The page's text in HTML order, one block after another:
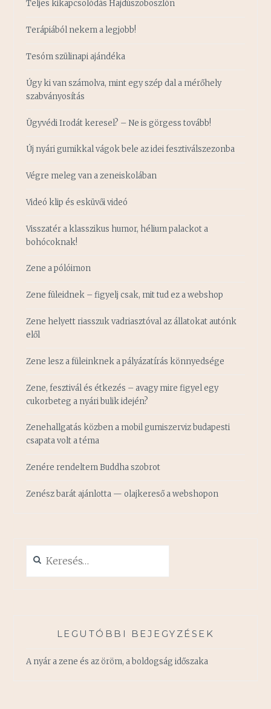
Teljes kikapcsolódás Hajdúszoboszlón
Terápiából nekem a legjobb!
Tesóm szülinapi ajándéka
Úgy ki van számolva, mint egy szép dal a mérőhely
szabványosítás
Ügyvédi Irodát keresel? – Ne is görgess tovább!
Új nyári gumikkal vágok bele az idei fesztiválszezonba
Végre meleg van a zeneiskolában
Videó klip és esküvői videó
Visszatér a klasszikus humor, hélium palackot a
bohócoknak!
Zene a pólóimon
Zene füleidnek – figyelj csak, mit tud ez a webshop
Zene helyett riasszuk vadriasztóval az állatokat autónk
elől
Zene lesz a füleinknek a pályázatírás könnyedsége
Zene, fesztivál és étkezés – avagy mire figyel egy
cukorbeteg a nyári bulik idején?
Zenehallgatás közben a mobil gumiszerviz budapesti
csapata volt a téma
Zenére rendeltem Buddha szobrot
Zenész barát ajánlotta — olajkereső a webshopon
LEGUTÓBBI BEJEGYZÉSEK
A nyár a zene és az öröm, a boldogság időszaka